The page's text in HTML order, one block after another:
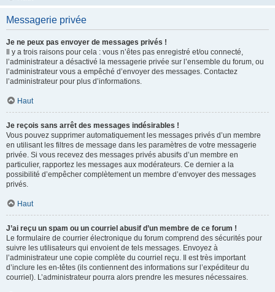
Messagerie privée
Je ne peux pas envoyer de messages privés !
Il y a trois raisons pour cela : vous n’êtes pas enregistré et/ou connecté,
l’administrateur a désactivé la messagerie privée sur l’ensemble du forum, ou
l’administrateur vous a empêché d’envoyer des messages. Contactez
l’administrateur pour plus d’informations.
Haut
Je reçois sans arrêt des messages indésirables !
Vous pouvez supprimer automatiquement les messages privés d’un membre
en utilisant les filtres de message dans les paramètres de votre messagerie
privée. Si vous recevez des messages privés abusifs d’un membre en
particulier, rapportez les messages aux modérateurs. Ce dernier a la
possibilité d’empêcher complètement un membre d’envoyer des messages
privés.
Haut
J’ai reçu un spam ou un courriel abusif d’un membre de ce forum !
Le formulaire de courrier électronique du forum comprend des sécurités pour
suivre les utilisateurs qui envoient de tels messages. Envoyez à
l’administrateur une copie complète du courriel reçu. Il est très important
d’inclure les en-têtes (ils contiennent des informations sur l’expéditeur du
courriel). L’administrateur pourra alors prendre les mesures nécessaires.